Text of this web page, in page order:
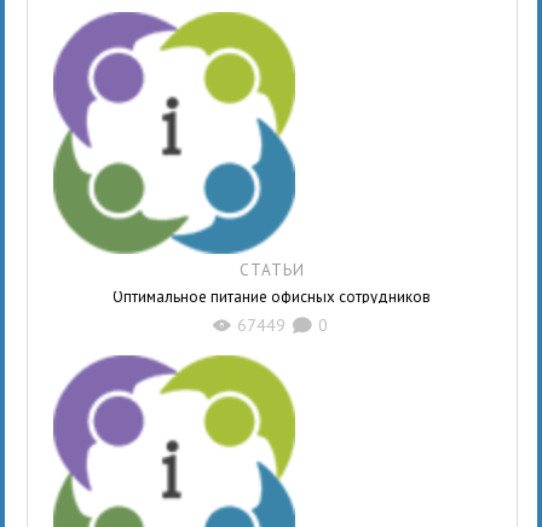
СТАТЬИ
Оптимальное питание офисных сотрудников
X 67449 K 0